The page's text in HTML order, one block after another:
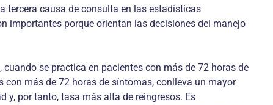
tercera causa de consulta en las estadísticas
importantes porque orientan las decisiones del manejo
se prac­tica en pacientes con más de 72 horas de
más de 72 horas de sín­tomas, conlleva un mayor
por tanto, tasa más alta de rein­gresos. Es